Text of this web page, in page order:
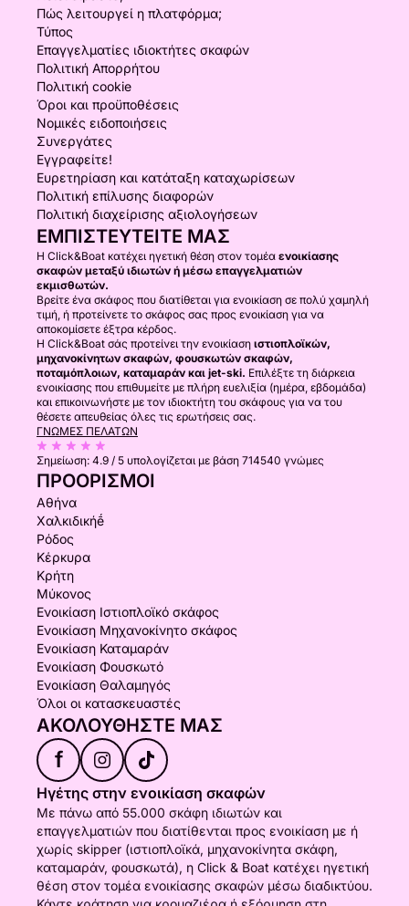
Πώς λειτουργεί η πλατφόρμα;
Τύπος
Επαγγελματίες ιδιοκτήτες σκαφών
Πολιτική Απορρήτου
Πολιτική cookie
Όροι και προϋποθέσεις
Νομικές ειδοποιήσεις
Συνεργάτες
Εγγραφείτε!
Ευρετηρίαση και κατάταξη καταχωρίσεων
Πολιτική επίλυσης διαφορών
Πολιτική διαχείρισης αξιολογήσεων
ΕΜΠΙΣΤΕΥΤΕΊΤΕ ΜΑΣ
Η Click&Boat κατέχει ηγετική θέση στον τομέα ενοικίασης
σκαφών μεταξύ ιδιωτών ή μέσω επαγγελματιών
εκμισθωτών.
Βρείτε ένα σκάφος που διατίθεται για ενοικίαση σε πολύ χαμηλή
τιμή, ή προτείνετε το σκάφος σας προς ενοικίαση για να
αποκομίσετε έξτρα κέρδος.
Η Click&Boat σάς προτείνει την ενοικίαση ιστιοπλοϊκών,
μηχανοκίνητων σκαφών, φουσκωτών σκαφών,
ποταμόπλοιων, καταμαράν και jet-ski. Επιλέξτε τη διάρκεια
ενοικίασης που επιθυμείτε με πλήρη ευελιξία (ημέρα, εβδομάδα)
και επικοινωνήστε με τον ιδιοκτήτη του σκάφους για να του
θέσετε απευθείας όλες τις ερωτήσεις σας.
ΓΝΏΜΕΣ ΠΕΛΑΤΏΝ
Σημείωση: 4.9 / 5 υπολογίζεται με βάση 714540 γνώμες
ΠΡΟΟΡΙΣΜΟΊ
Αθήνα
Χαλκιδικήḗ
Ρόδος
Κέρκυρα
Κρήτη
Μύκονος
Ενοικίαση Ιστιοπλοϊκό σκάφος
Ενοικίαση Μηχανοκίνητο σκάφος
Ενοικίαση Καταμαράν
Ενοικίαση Φουσκωτό
Ενοικίαση Θαλαμηγός
Όλοι οι κατασκευαστές
ΑΚΟΛΟΥΘΉΣΤΕ ΜΑΣ
f
Ηγέτης στην ενοικίαση σκαφών
Με πάνω από 55.000 σκάφη ιδιωτών και
επαγγελματιών που διατίθενται προς ενοικίαση με ή
χωρίς skipper (ιστιοπλοϊκά, μηχανοκίνητα σκάφη,
καταμαράν, φουσκωτά), η Click & Boat κατέχει ηγετική
θέση στον τομέα ενοικίασης σκαφών μέσω διαδικτύου.